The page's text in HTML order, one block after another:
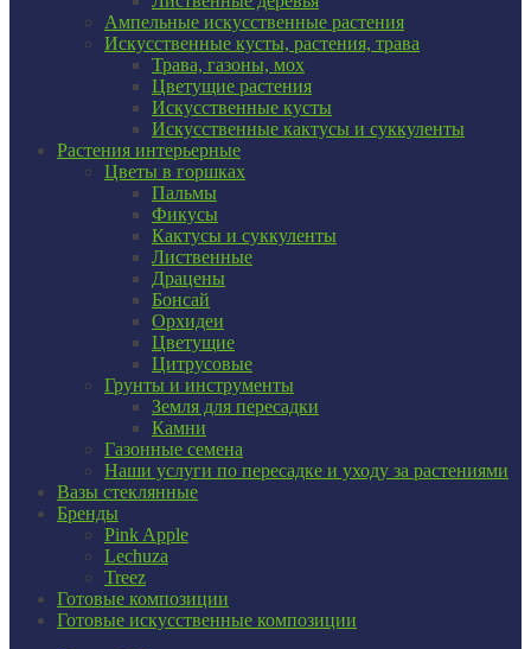
Ампельные искусственные растения
Искусственные кусты, растения, трава
Трава, газоны, мох
Цветущие растения
Искусственные кусты
Искусственные кактусы и суккуленты
Растения интерьерные
Цветы в горшках
Пальмы
Фикусы
Кактусы и суккуленты
Лиственные
Драцены
Бонсай
Орхидеи
Цветущие
Цитрусовые
Грунты и инструменты
Земля для пересадки
Камни
Газонные семена
Наши услуги по пересадке и уходу за растениями
Вазы стеклянные
Бренды
Pink Apple
Lechuza
Treez
Готовые композиции
Готовые искусственные композиции